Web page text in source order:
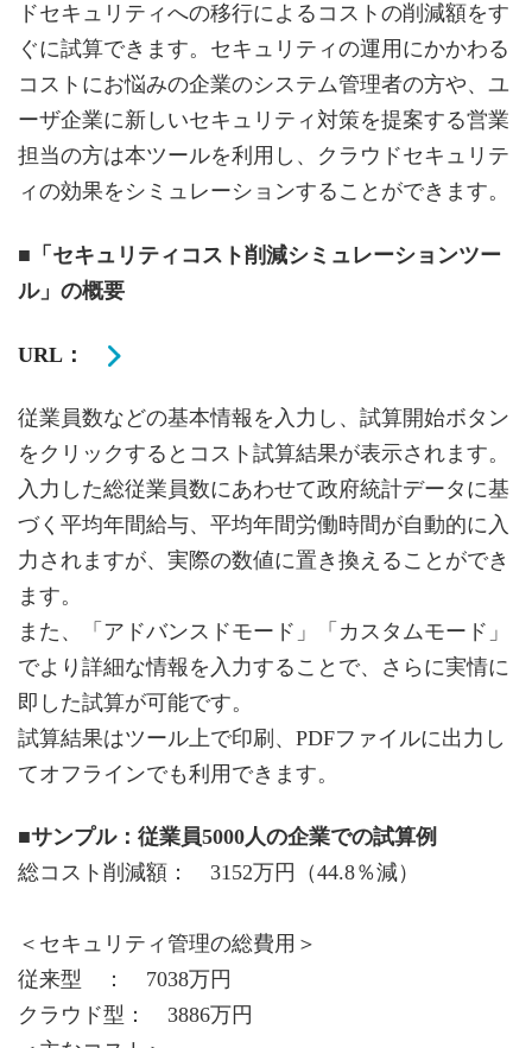
ドセキュリティへの移行によるコストの削減額をす
ぐに試算できます。セキュリティの運用にかかわる
コストにお悩みの企業のシステム管理者の方や、ユ
ーザ企業に新しいセキュリティ対策を提案する営業
担当の方は本ツールを利用し、クラウドセキュリテ
ィの効果をシミュレーションすることができます。
■「セキュリティコスト削減シミュレーションツー
ル」の概要
URL：
従業員数などの基本情報を入力し、試算開始ボタン
をクリックするとコスト試算結果が表示されます。
入力した総従業員数にあわせて政府統計データに基
づく平均年間給与、平均年間労働時間が自動的に入
力されますが、実際の数値に置き換えることができ
ます。
また、「アドバンスドモード」「カスタムモード」
でより詳細な情報を入力することで、さらに実情に
即した試算が可能です。
試算結果はツール上で印刷、PDFファイルに出力し
てオフラインでも利用できます。
■サンプル：従業員5000人の企業での試算例
総コスト削減額： 3152万円（44.8％減）
＜セキュリティ管理の総費用＞
従来型 ： 7038万円
クラウド型： 3886万円